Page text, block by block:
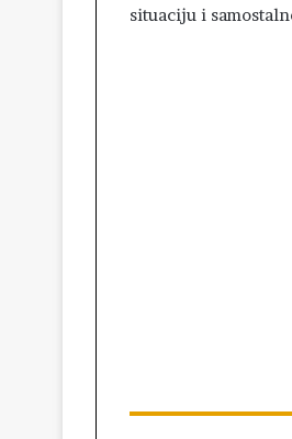
situaciju i